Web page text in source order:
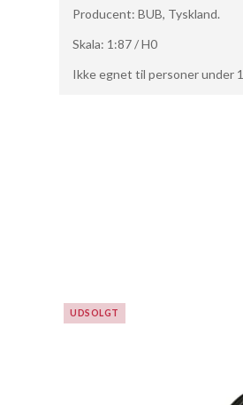
Producent: BUB, Tyskland.
Skala: 1:87 / H0
Ikke egnet til personer under
UDSOLGT